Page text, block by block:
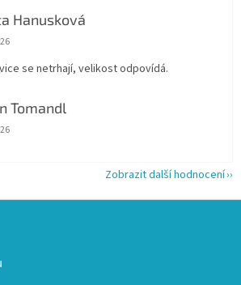
Hanusková
obchodu je 5 z 5 hvězdiček.
se netrhají, velikost odpovídá.
Tomandl
obchodu je 5 z 5 hvězdiček.
Zobrazit další hodnocení